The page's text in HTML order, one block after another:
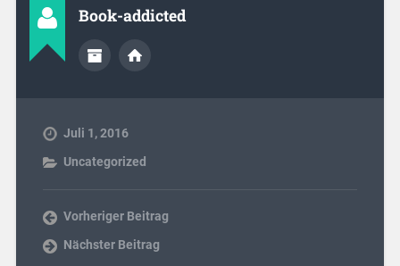
Book-addicted
Juli 1, 2016
Uncategorized
Vorheriger Beitrag
Nächster Beitrag